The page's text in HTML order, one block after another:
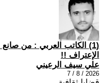
(1) الكاتب العربي : من
الإعتراف !!
علي سيف الرعيني
2026 / 8 / 7